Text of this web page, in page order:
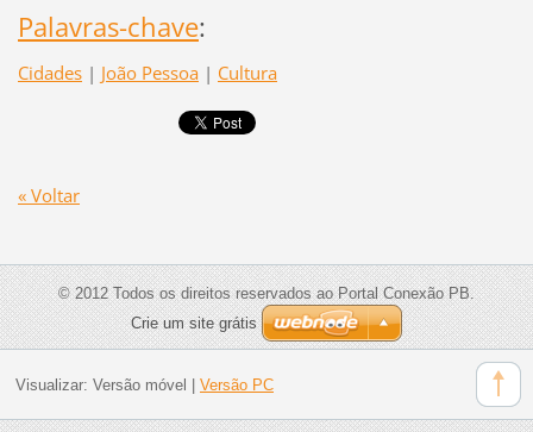
Palavras-chave:
Cidades | João Pessoa | Cultura
« Voltar
© 2012 Todos os direitos reservados ao Portal Conexão PB.
Crie um site grátis
Visualizar: Versão móvel Versão PC